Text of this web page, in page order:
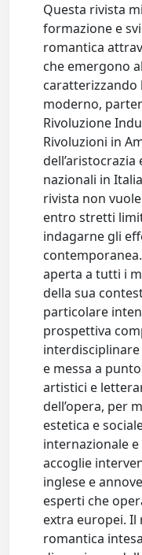
Questa rivista
formazione e
romantica
che emergono
caratterizzando
moderno,
Rivoluzione
Rivoluzioni in
dell’aristocrazia
nazionali in
rivista non
entro stretti
indagarne gli
aperta a tutti i
della sua
particolare
prospettiva
e messa a
artistici e
dell’opera, per
estetica e
internazionale
accoglie
inglese e
esperti che
extra europei.
romantica